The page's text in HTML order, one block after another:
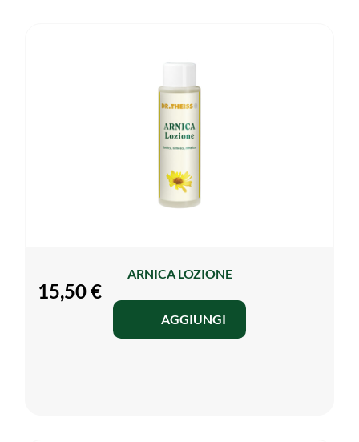
ARNICA LOZIONE
15,50€
AGGIUNGI